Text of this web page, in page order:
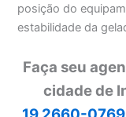
posição do
estabilidade da
Faça seu
cidade de